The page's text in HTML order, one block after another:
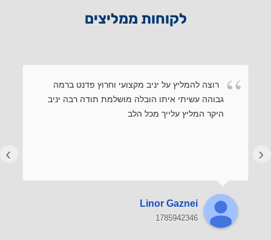
לקוחות ממליצים
רוצה להמליץ על יניב מקצועי וחרוץ פדנט ברמה
גבוהה עשיתי איתו הובלה מושלמת תודה רבה יניב
היקר המליץ עלייך מכל הלב
Linor Gaznei
1785942346
‹
›